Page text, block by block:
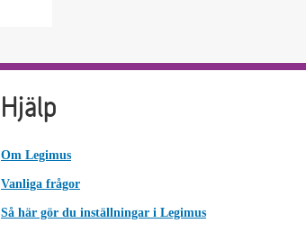
Hjälp
Om Legimus
Vanliga frågor
Så här gör du inställningar i Legimus